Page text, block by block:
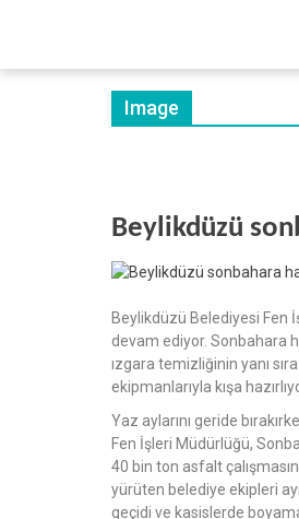
Image
Beylikdüzü
Beylikdüzü Belediyesi Fen
devam ediyor. Sonbahara
ızgara temizliğinin yanı
ekipmanlarıyla kışa
Yaz aylarını geride
Fen İşleri Müdürlüğü,
40 bin ton asfalt
yürüten belediye ekipleri
geçidi ve kasislerde